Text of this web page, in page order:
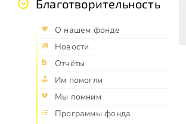
Благотворительность
О нашем фонде
Новости
Отчёты
Им помогли
Мы помним
Программы фонда